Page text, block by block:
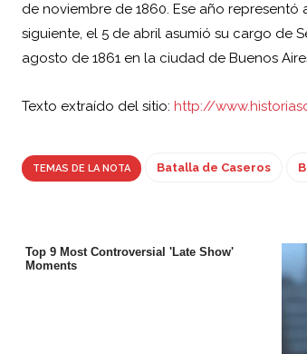
de noviembre de 1860. Ese año
siguiente, el 5 de abril asumió su cargo de
agosto de 1861 en la ciudad de Buenos
Texto extraído del sitio: http://
TEMAS DE LA NOTA Batalla de Caseros